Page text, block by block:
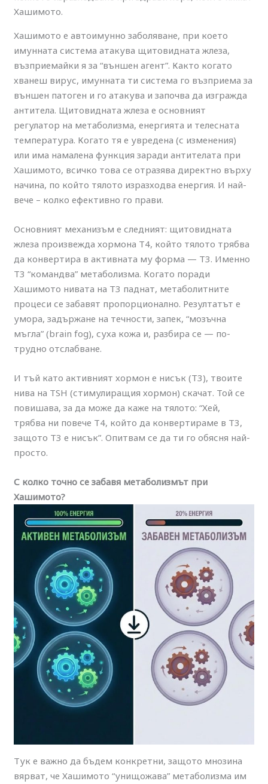
Хашимото е автоимунно заболяване, при което
имунната система атакува щитовидната жлеза,
възприемайки я за “външен агент”. Както когато
хванеш вирус, имунната ти система го възприема за
външен патоген и го атакува и започва да изгражда
антитела. Щитовидната жлеза е основният
регулатор на метаболизма, енергията и телесната
температура. Когато тя е увредена (с изменения)
или има намалена функция заради антителата при
Хашимото, всичко това се отразява директно върху
начина, по който тялото изразходва енергия. И най-
вече – колко ефективно го прави.
Основният механизъм е следният: щитовидната
жлеза произвежда хормона Т4, който тялото трябва
да конвертира в активната му форма — Т3. Именно
Т3 “командва” метаболизма. Когато поради
Хашимото нивата на Т3 паднат, метаболитните
процеси се забавят пропорционално. Резултатът е
умора, задържане на течности, запек, “мозъчна
мъгла” (brain fog), суха кожа и, разбира се — по-
трудно отслабване.
И тъй като активният хормон е нисък (Т3), твоите
нива на TSH (стимулиращия хормон) скачат. Той се
повишава, за да може да каже на тялото: “Хей,
трябва ни повече Т4, който да конвертираме в Т3,
защото Т3 е нисък”. Опитвам се да ти го обясня най-
просто.
С колко точно се забавя метаболизмът при
Хашимото?
Тук е важно да бъдем конкретни, защото мнозина
вярват, че Хашимото “унищожава” метаболизма им